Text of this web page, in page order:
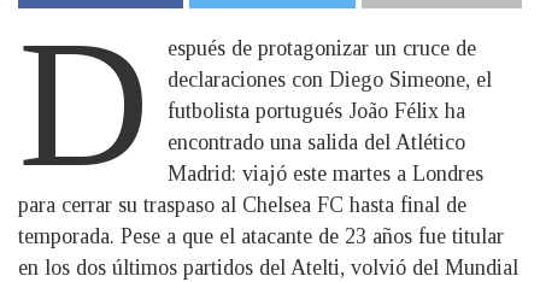
D
espués de protagonizar un cruce de
declaraciones con Diego Simeone, el
futbolista portugués João Félix ha
encontrado una salida del Atlético
Madrid: viajó este martes a Londres
para cerrar su traspaso al Chelsea FC hasta final de
temporada. Pese a que el atacante de 23 años fue titular
en los dos últimos partidos del Atelti, volvió del Mundial